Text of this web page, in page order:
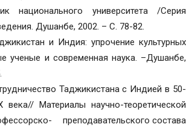
национального университета /Серия
Душанбе, 2002. – С. 78-82.
и Индия: упрочение культурных
ученые и современная наука. –Душанбе,
Таджикистана с Индией в 50-
Материалы научно-теоретической
преподавательского состава